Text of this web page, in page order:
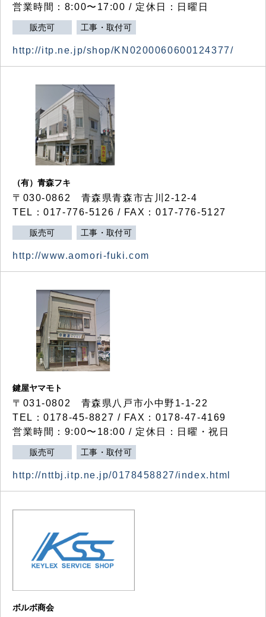
営業時間：8:00〜17:00 / 定休日：日曜日
販売可 工事・取付可
http://itp.ne.jp/shop/KN0200060600124377/
（有）青森フキ
〒030-0862 青森県青森市古川2-12-4
TEL：017-776-5126 / FAX：017-776-5127
販売可 工事・取付可
http://www.aomori-fuki.com
鍵屋ヤマモト
〒031-0802 青森県八戸市小中野1-1-22
TEL：0178-45-8827 / FAX：0178-47-4169
営業時間：9:00〜18:00 / 定休日：日曜・祝日
販売可 工事・取付可
http://nttbj.itp.ne.jp/0178458827/index.html
ボルボ商会